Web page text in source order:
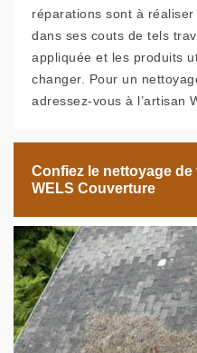
réparations sont à
dans ses couts de tels
appliquée et les produits
changer. Pour un
adressez-vous à l’artisan
Confiez le nettoyage
WELS Couverture